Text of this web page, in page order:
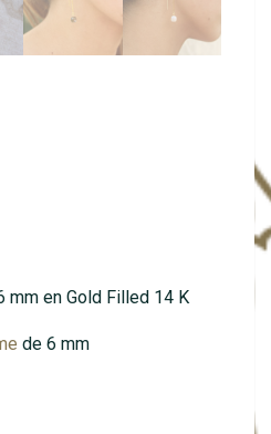
mm en Gold Filled 14 K
de 6 mm